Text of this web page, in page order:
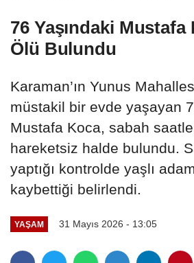
76 Yaşındaki
Ölü Bulundu
Karaman’ın Yunus
müstakil bir evde yaşayan
Mustafa Koca, sabah
hareketsiz halde bulundu.
yaptığı kontrolde yaşlı
kaybettiği belirlendi.
YAŞAM 31 Mayıs 2026 - 13:05